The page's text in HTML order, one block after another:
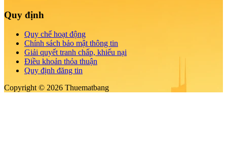
Quy định
Quy chế hoạt động
Chính sách bảo mật thông tin
Giải quyết tranh chấp, khiếu nại
Điều khoản thỏa thuận
Quy định đăng tin
Copyright © 2026 Thuematbang